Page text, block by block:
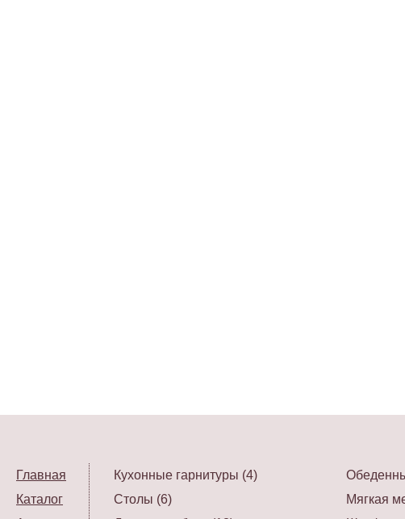
Главная
Каталог
Кухонные гарнитуры (4)
Столы (6)
Мягкая